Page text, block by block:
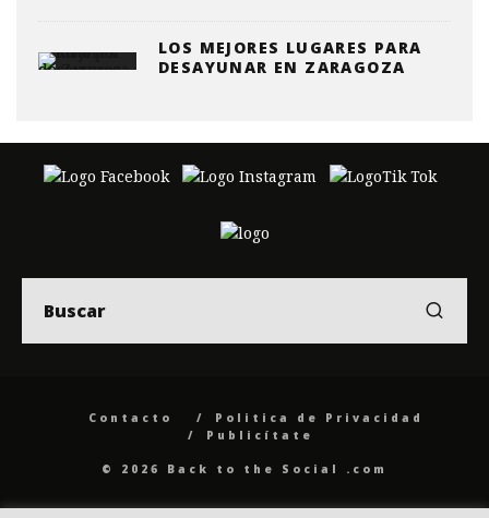
LOS MEJORES LUGARES PARA
DESAYUNAR EN ZARAGOZA
Contacto
Politica de Privacidad
Publicítate
© 2026 Back to the Social .com